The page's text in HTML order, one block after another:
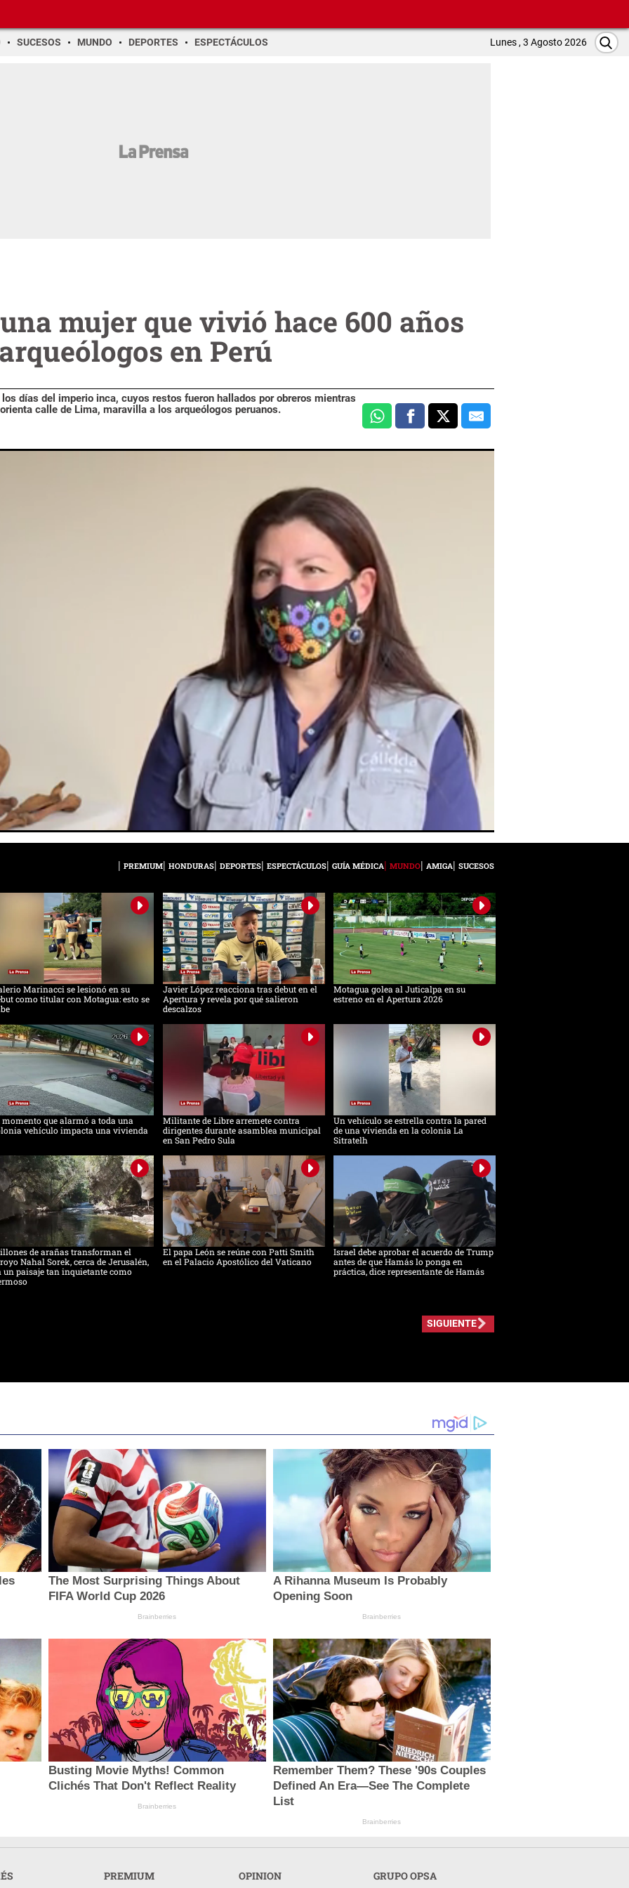
SUCESOS MUNDO DEPORTES ESPECTÁCULOS Lunes , 3 Agosto 2026
mujer que vivió hace 600 años
en Perú
días del imperio inca, cuyos restos fueron hallados por obreros mientras
calle de Lima, maravilla a los arqueólogos peruanos.
PREMIUM HONDURAS DEPORTES ESPECTÁCULOS GUÍA MÉDICA MUNDO AMIGA SUCESOS
Marinacci se lesionó en su
como titular con Motagua: esto se
Javier López reacciona tras debut en el
Apertura y revela por qué salieron
descalzos
Motagua golea al Juticalpa en su
estreno en el Apertura 2026
momento que alarmó a toda una
vehículo impacta una vivienda
Militante de Libre arremete contra
dirigentes durante asamblea municipal
en San Pedro Sula
Un vehículo se estrella contra la pared
de una vivienda en la colonia La
Sitratelh
de arañas transforman el
Nahal Sorek, cerca de Jerusalén,
un paisaje tan inquietante como
El papa León se reúne con Patti Smith
en el Palacio Apostólico del Vaticano
Israel debe aprobar el acuerdo de Trump
antes de que Hamás lo ponga en
práctica, dice representante de Hamás
SIGUIENTE
The Most Surprising Things About
FIFA World Cup 2026
Brainberries
A Rihanna Museum Is Probably
Opening Soon
Brainberries
Busting Movie Myths! Common
Clichés That Don't Reflect Reality
Brainberries
Remember Them? These '90s Couples
Defined An Era—See The Complete
List
Brainberries
PREMIUM OPINION GRUPO OPSA